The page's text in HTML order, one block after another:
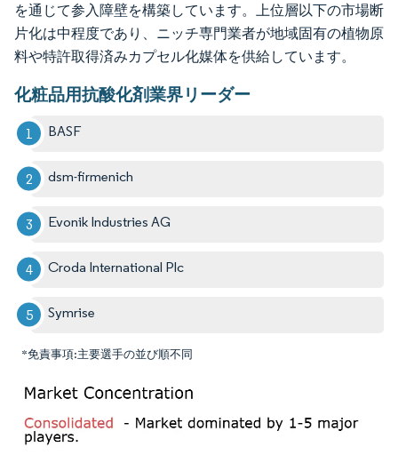
を通じて参入障壁を構築しています。上位層以下の市場断
片化は中程度であり、ニッチ専門業者が地域固有の植物原
料や特許取得済みカプセル化媒体を供給しています。
化粧品用抗酸化剤業界リーダー
BASF
dsm-firmenich
Evonik Industries AG
Croda International Plc
Symrise
*免責事項:主要選手の並び順不同